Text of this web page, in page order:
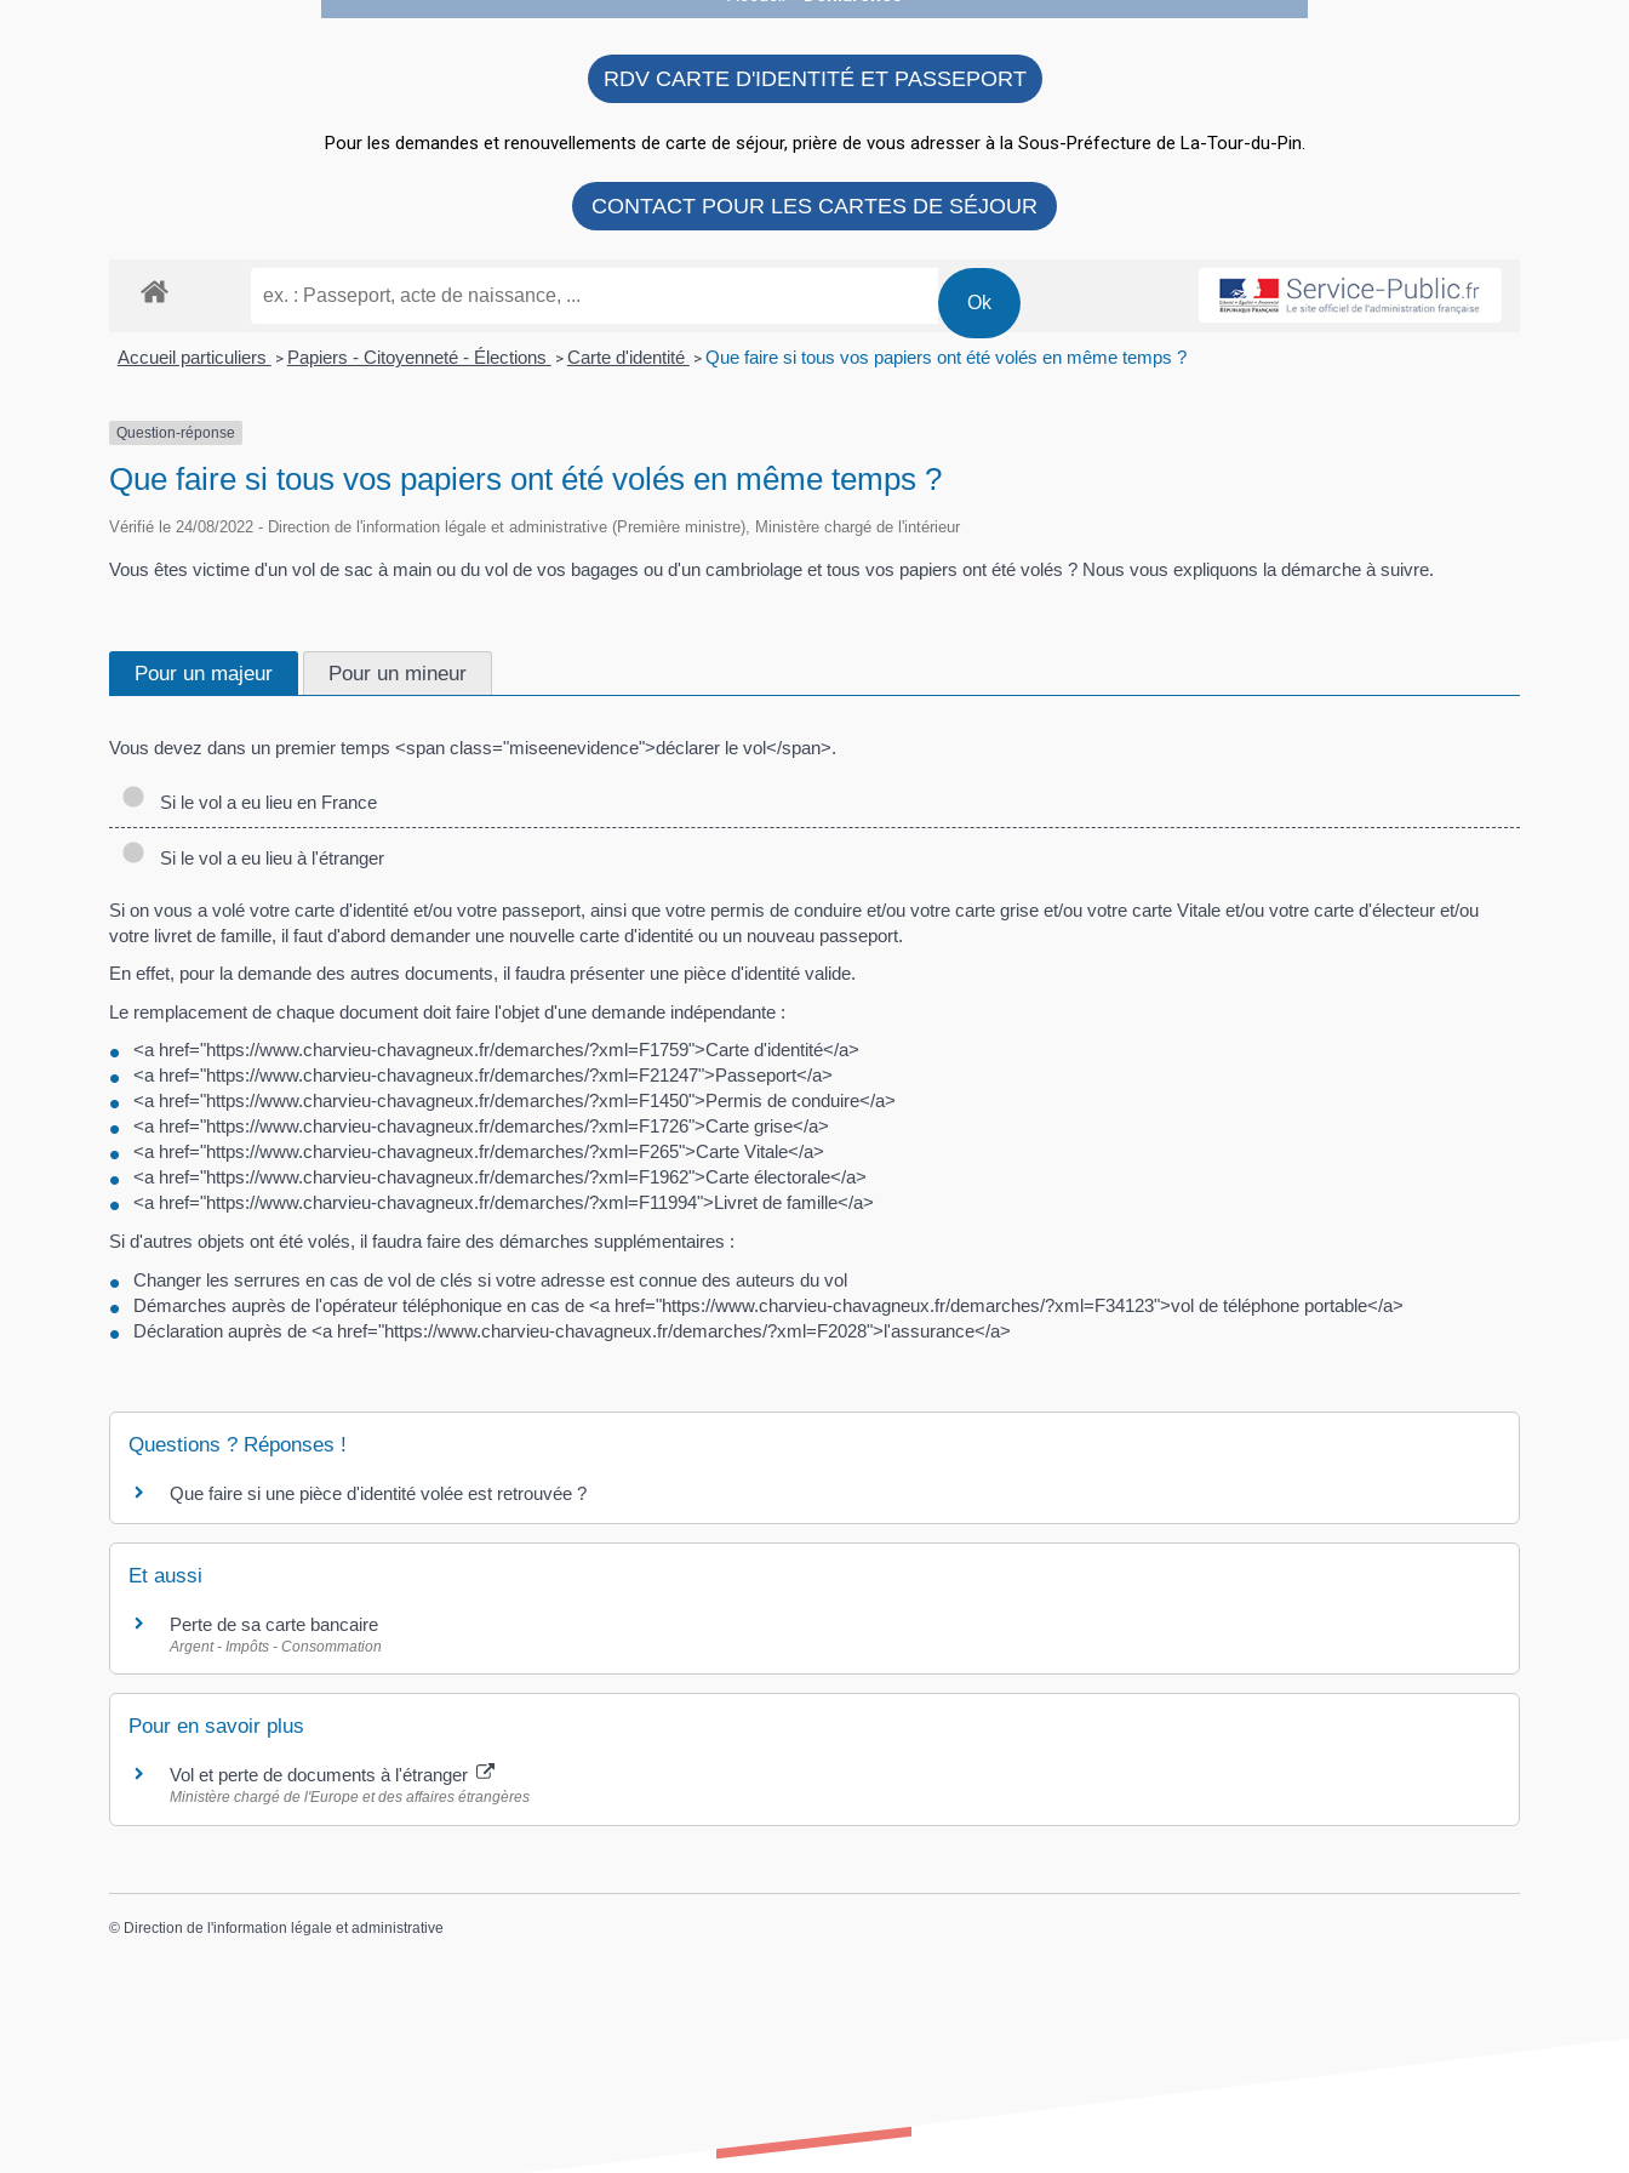
RDV CARTE D'IDENTITÉ ET PASSEPORT
Pour les demandes et renouvellements de carte de séjour, prière de vous adresser à la Sous-Préfecture de La-Tour-du-Pin.
CONTACT POUR LES CARTES DE SÉJOUR
Accueil particuliers > Papiers - Citoyenneté - Élections > Carte d'identité > Que faire si tous vos papiers ont été volés en même temps ?
Question-réponse
Que faire si tous vos papiers ont été volés en même temps ?
Vérifié le 24/08/2022 - Direction de l'information légale et administrative (Première ministre), Ministère chargé de l'intérieur
Vous êtes victime d'un vol de sac à main ou du vol de vos bagages ou d'un cambriolage et tous vos papiers ont été volés ? Nous vous expliquons la démarche à suivre.
Pour un majeur Pour un mineur
Vous devez dans un premier temps <span class="miseenevidence">déclarer le vol</span>.
Si le vol a eu lieu en France
Si le vol a eu lieu à l'étranger
Si on vous a volé votre carte d'identité et/ou votre passeport, ainsi que votre permis de conduire et/ou votre carte grise et/ou votre carte Vitale et/ou votre carte d'électeur et/ou
votre livret de famille, il faut d'abord demander une nouvelle carte d'identité ou un nouveau passeport.
En effet, pour la demande des autres documents, il faudra présenter une pièce d'identité valide.
Le remplacement de chaque document doit faire l'objet d'une demande indépendante :
<a href="https://www.charvieu-chavagneux.fr/demarches/?xml=F1759">Carte d'identité</a>
<a href="https://www.charvieu-chavagneux.fr/demarches/?xml=F21247">Passeport</a>
<a href="https://www.charvieu-chavagneux.fr/demarches/?xml=F1450">Permis de conduire</a>
<a href="https://www.charvieu-chavagneux.fr/demarches/?xml=F1726">Carte grise</a>
<a href="https://www.charvieu-chavagneux.fr/demarches/?xml=F265">Carte Vitale</a>
<a href="https://www.charvieu-chavagneux.fr/demarches/?xml=F1962">Carte électorale</a>
<a href="https://www.charvieu-chavagneux.fr/demarches/?xml=F11994">Livret de famille</a>
Si d'autres objets ont été volés, il faudra faire des démarches supplémentaires :
Changer les serrures en cas de vol de clés si votre adresse est connue des auteurs du vol
Démarches auprès de l'opérateur téléphonique en cas de <a href="https://www.charvieu-chavagneux.fr/demarches/?xml=F34123">vol de téléphone portable</a>
Déclaration auprès de <a href="https://www.charvieu-chavagneux.fr/demarches/?xml=F2028">l'assurance</a>
Questions ? Réponses !
Que faire si une pièce d'identité volée est retrouvée ?
Et aussi
Perte de sa carte bancaire
Argent - Impôts - Consommation
Pour en savoir plus
Vol et perte de documents à l'étranger
Ministère chargé de l'Europe et des affaires étrangères
© Direction de l'information légale et administrative